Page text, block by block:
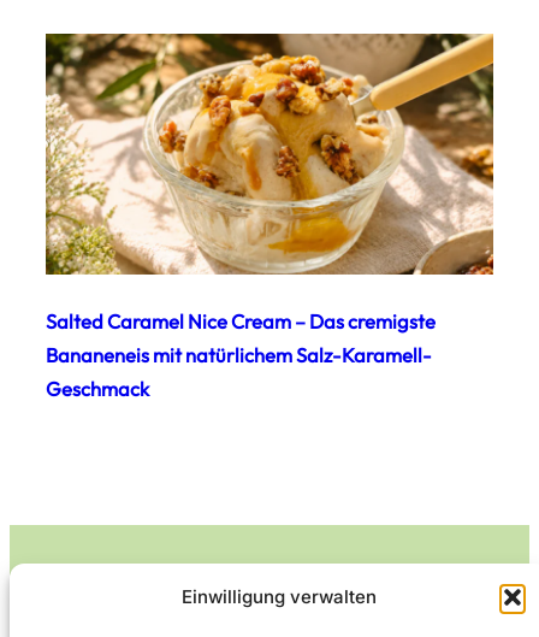
Einwilligung verwalten
Salted Caramel Nice Cream – Das cremigste
Bananeneis mit natürlichem Salz-Karamell-
Geschmack
Leckerlife